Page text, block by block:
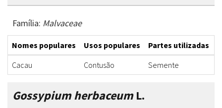
Família: Malvaceae
Nomes populares Usos populares Partes utilizadas
Cacau
Contusão Semente
Gossypium herbaceumL.